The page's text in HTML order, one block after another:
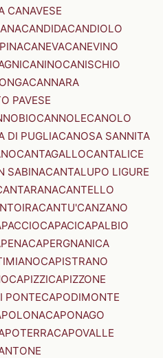
CANAVESE
CANDIDACANDIOLO
CANEVACANEVINO
CANINOCANISCHIO
CANNARA
PAVESE
CANNOLECANOLO
DI PUGLIACANOSA SANNITA
CANTAGALLOCANTALICE
SABINACANTALUPO LIGURE
CANTELLO
CANTU'CANZANO
CAPACICAPALBIO
CAPERGNANICA
CAPISTRANO
CAPIZZICAPIZZONE
PONTECAPODIMONTE
CAPONAGO
CAPOVALLE